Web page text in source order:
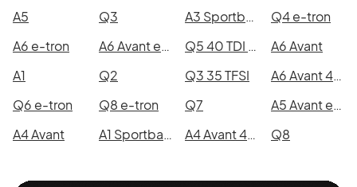
A5
Q3 A3 Sportback 35 TFSI
Q4 e-tron
A6 e-tron
A6 Avant e-hybrid quattro Q5 40 TDI quattro
A6 Avant
A1
Q2 Q3 35 TFSI
A6 Avant 40 TDI quattro
Q6 e-tron
Q8 e-tron Q7
A5 Avant e-hybrid quattro
A4 Avant
A1 Sportback 30 TFSI A4 Avant 40 TDI quattro Q8